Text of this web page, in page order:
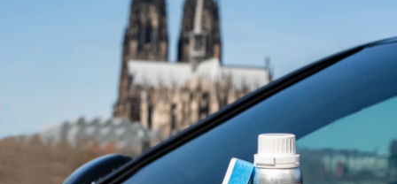
глубоким блеском
Специальная полироль и
автомобильных красок 2 в 1